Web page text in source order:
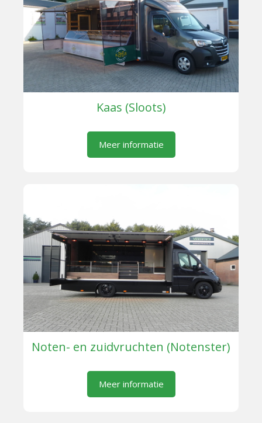
Kaas (Sloots)
Meer informatie
Noten- en zuidvruchten (Notenster)
Meer informatie